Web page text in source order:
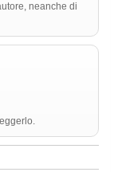
neanche di